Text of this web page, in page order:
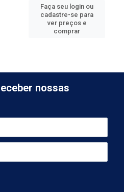
Faça seu login ou
cadastre-se para
ver preços e
comprar
nossas